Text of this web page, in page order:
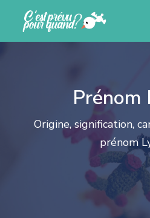
Prénom
Origine, signification,
prénom